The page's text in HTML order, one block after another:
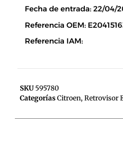
Fecha de entrada: 22/04/
Referencia OEM:
Referencia IAM:
SKU 595780
CategoríasCitroen, Retrovisor